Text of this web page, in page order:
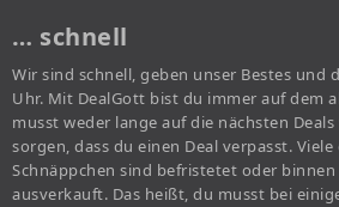
… schnell
Wir sind schnell, geben unser Bestes und
Uhr. Mit DealGott bist du immer auf dem
musst weder lange auf die nächsten
sorgen, dass du einen Deal verpasst.
Schnäppchen sind befristetet oder
ausverkauft. Das heißt, du musst bei